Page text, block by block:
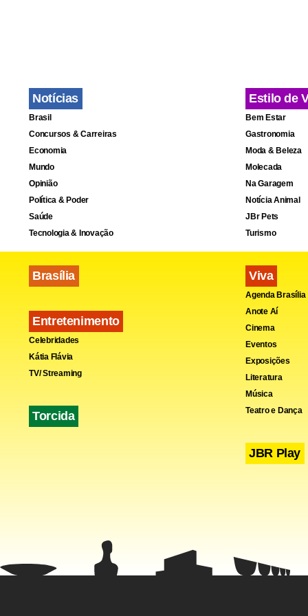
Notícias
Brasil
Concursos & Carreiras
Economia
Mundo
Opinião
Política & Poder
Saúde
Tecnologia & Inovação
Brasília
Entretenimento
Celebridades
Kátia Flávia
TV/ Streaming
Torcida
Estilo de
Bem Estar
Gastronomia
Moda & Beleza
Molecada
Na Garagem
Notícia Animal
JBr Pets
Turismo
Viva
Agenda Brasília
Anote Aí
Cinema
Eventos
Exposições
Literatura
Música
Teatro e Dança
JBR Play